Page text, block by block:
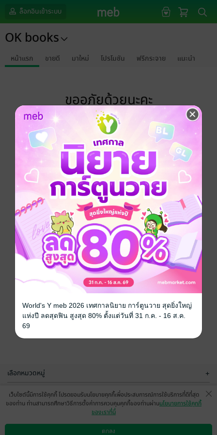
ล็อกอินเข้าระบบ
OK books
หน้าแรก ขายดี มาใหม่ โปรโมชัน ฟรีกระจาย แนะนำ
ขออภัยด้วยนะคะ
ไม่พบข้อมูลในหัวข้อที่คุณกำลังชมค่ะ
เลือกหมวดหมู่ +
บริการช่วยเหลือ +
เว็บไซต์นี้มีการใช้คุกกี้ โปรดยอมรับนโยบายคุกกี้เพื่อประสบการณ์การใช้บริการที่ดีที่สุด
ของท่าน ท่านสามารถศึกษาวิธีการตั้งค่าการควบคุมคุกกี้ของท่านผ่านนโยบายการใช้คุกกี้
ของเราที่นี่
ตกลง
World's Y meb 2026 เทศกาลนิยาย การ์ตูนวาย สุดยิ่งใหญ่
แห่งปี ลดสุดฟิน สูงสุด 80% ตั้งแต่วันที่ 31 ก.ค. - 16 ส.ค.
69